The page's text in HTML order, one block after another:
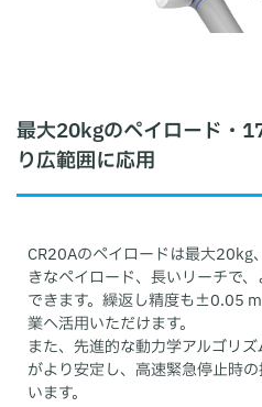
最大20kgのペイロード・
り広範囲に応用
CR20Aのペイロードは最大
きなペイロード、長いリーチで
できます。繰返し精度も±0.05
業へ活用いただけます。
また、先進的な動力学アルゴリ
がより安定し、高速緊急停止時
います。